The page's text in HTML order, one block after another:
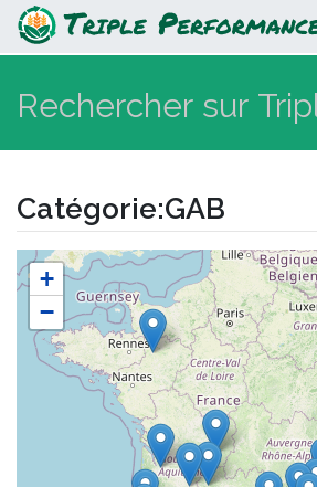
GAB
Catégorie:GAB
Aller à :navigation rechercher
+
−